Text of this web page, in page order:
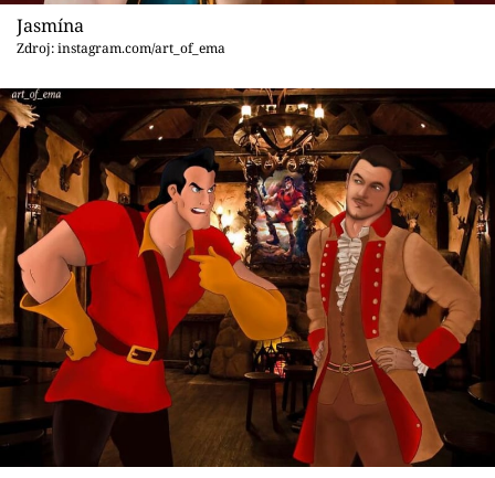
Jasmína
Zdroj: instagram.com/art_of_ema